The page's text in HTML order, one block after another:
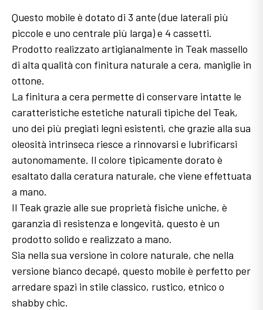
Questo mobile è dotato di 3 ante (due laterali più
piccole e uno centrale più larga) e 4 cassetti.
Prodotto realizzato artigianalmente in Teak massello
di alta qualità con finitura naturale a cera, maniglie in
ottone.
La finitura a cera permette di conservare intatte le
caratteristiche estetiche naturali tipiche del Teak,
uno dei più pregiati legni esistenti, che grazie alla sua
oleosità intrinseca riesce a rinnovarsi e lubrificarsi
autonomamente. Il colore tipicamente dorato è
esaltato dalla ceratura naturale, che viene effettuata
a mano.
Il Teak grazie alle sue proprietà fisiche uniche, è
garanzia di resistenza e longevità, questo è un
prodotto solido e realizzato a mano.
Sia nella sua versione in colore naturale, che nella
versione bianco decapé, questo mobile è perfetto per
arredare spazi in stile classico, rustico, etnico o
shabby chic.